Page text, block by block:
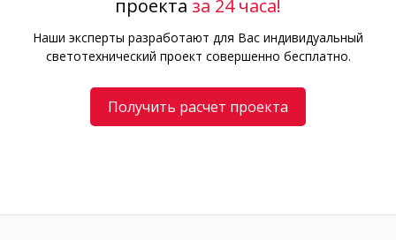
проекта за 24 часа!
Наши эксперты разработают для Вас индивидуальный
светотехнический проект совершенно бесплатно.
Получить расчет проекта